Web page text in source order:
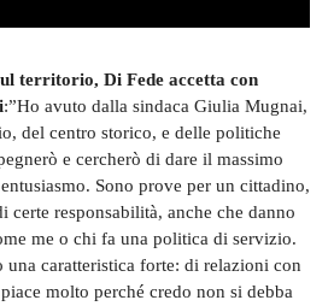
territorio, Di Fede accetta con
:”Ho avuto dalla sindaca Giulia Mugnai,
del centro storico, e delle politiche
e cercherò di dare il massimo
Sono prove per un cittadino,
certe responsabilità, anche che danno
me o chi fa una politica di servizio.
una caratteristica forte: di relazioni con
molto perché credo non si debba